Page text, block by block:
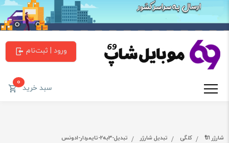
ورود | ثبت‌نام
سبد خرید0
شارژر 🔌 کلگی تبدیل شارژر تبدیل-3به2-تایمردار-ادونس